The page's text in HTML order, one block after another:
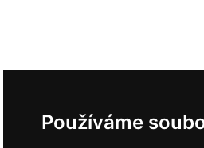
Používáme